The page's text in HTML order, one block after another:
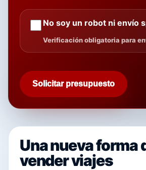
No soy un robot ni envío
Verificación obligatoria para
Solicitar presupuesto
Una nueva forma
vender viajes